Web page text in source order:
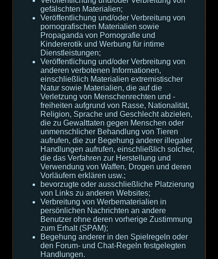
gefälschten Materialien;
Veröffentlichung und/oder Verbreitung von
pornografischen Materialien sowie
Propaganda von Pornografie und
Kindererotik und Werbung für intime
Dienstleistungen;
Veröffentlichung und/oder Verbreitung von
anderen verbotenen Informationen,
einschließlich Materialien extremistischer
Natur sowie Materialien, die auf die
Verletzung von Menschenrechten und -
freiheiten aufgrund von Rasse, Nationalität,
Religion, Sprache und Geschlecht abzielen,
die zu Gewalttaten gegen Menschen oder
unmenschlicher Behandlung von Tieren
aufrufen, die zur Begehung anderer illegaler
Handlungen aufrufen, einschließlich solcher,
die das Verfahren zur Herstellung und
Verwendung von Waffen, Drogen und deren
Vorläufern erklären usw.;
bevorzugte oder ausschließliche Platzierung
von Links zu anderen Websites;
Verbreitung von Werbematerialien in
persönlichen Nachrichten an andere
Benutzer ohne deren vorherige Zustimmung
zum Erhalt (SPAM);
Begehung anderer in den Spielregeln oder
den Forum- und Chat-Regeln festgelegten
Handlungen.